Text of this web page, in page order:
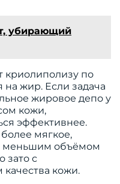
убирающий
криолиполизу по
на жир. Если задача
жировое депо у
кожи,
эффективнее.
мягкое,
меньшим объёмом
зато с
кожи.